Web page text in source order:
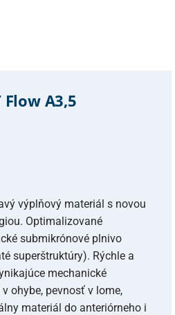
Flow A3,5
výplňový materiál s novou
Optimalizované
submikrónové plnivo
superštruktúry). Rýchle a
mechanické
ohybe, pevnosť v lome,
materiál do anteriórneho i